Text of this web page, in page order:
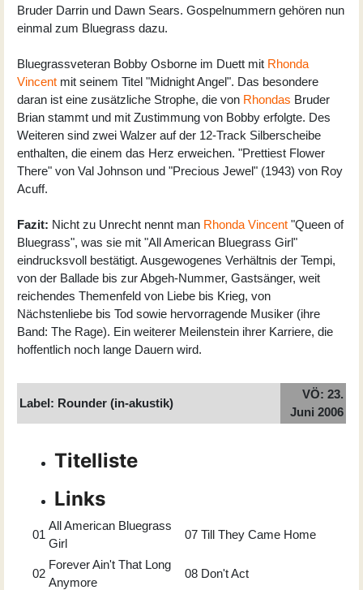
Bruder Darrin und Dawn Sears. Gospelnummern gehören nun
einmal zum Bluegrass dazu.
Bluegrassveteran Bobby Osborne im Duett mit Rhonda
Vincent mit seinem Titel "Midnight Angel". Das besondere
daran ist eine zusätzliche Strophe, die von Rhondas Bruder
Brian stammt und mit Zustimmung von Bobby erfolgte. Des
Weiteren sind zwei Walzer auf der 12-Track Silberscheibe
enthalten, die einem das Herz erweichen. "Prettiest Flower
There" von Val Johnson und "Precious Jewel" (1943) von Roy
Acuff.
Fazit: Nicht zu Unrecht nennt man Rhonda Vincent "Queen of
Bluegrass", was sie mit "All American Bluegrass Girl"
eindrucksvoll bestätigt. Ausgewogenes Verhältnis der Tempi,
von der Ballade bis zur Abgeh-Nummer, Gastsänger, weit
reichendes Themenfeld von Liebe bis Krieg, von
Nächstenliebe bis Tod sowie hervorragende Musiker (ihre
Band: The Rage). Ein weiterer Meilenstein ihrer Karriere, die
hoffentlich noch lange Dauern wird.
Label: Rounder (in-akustik)
VÖ: 23.
Juni 2006
Titelliste
Links
01
All American Bluegrass
Girl
07 Till They Came Home
02
Forever Ain't That Long
Anymore
08 Don't Act